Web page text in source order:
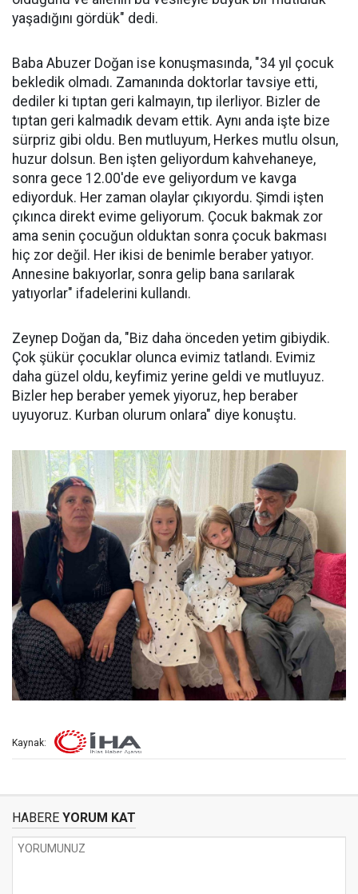
yaşadığını gördük" dedi.
Baba Abuzer Doğan ise konuşmasında, "34 yıl çocuk
bekledik olmadı. Zamanında doktorlar tavsiye etti,
dediler ki tıptan geri kalmayın, tıp ilerliyor. Bizler de
tıptan geri kalmadık devam ettik. Aynı anda işte bize
sürpriz gibi oldu. Ben mutluyum, Herkes mutlu olsun,
huzur dolsun. Ben işten geliyordum kahvehaneye,
sonra gece 12.00'de eve geliyordum ve kavga
ediyorduk. Her zaman olaylar çıkıyordu. Şimdi işten
çıkınca direkt evime geliyorum. Çocuk bakmak zor
ama senin çocuğun olduktan sonra çocuk bakması
hiç zor değil. Her ikisi de benimle beraber yatıyor.
Annesine bakıyorlar, sonra gelip bana sarılarak
yatıyorlar" ifadelerini kullandı.
Zeynep Doğan da, "Biz daha önceden yetim gibiydik.
Çok şükür çocuklar olunca evimiz tatlandı. Evimiz
daha güzel oldu, keyfimiz yerine geldi ve mutluyuz.
Bizler hep beraber yemek yiyoruz, hep beraber
uyuyoruz. Kurban olurum onlara" diye konuştu.
Kaynak:
HABERE YORUM KAT